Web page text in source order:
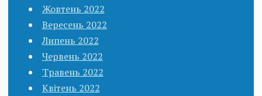
Жовтень 2022
Вересень 2022
Липень 2022
Червень 2022
Травень 2022
Квітень 2022